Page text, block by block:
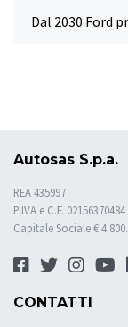
Dal 2030 Ford
Autosas S.p.a.
REA 435997
P.IVA e C.F. 02156370484
Capitale Sociale €
CONTATTI